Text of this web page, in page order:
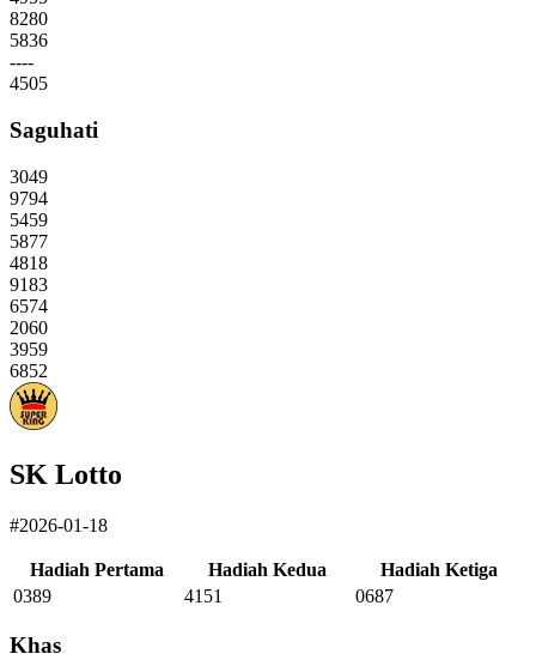
8280
5836
----
4505
Saguhati
3049
9794
5459
5877
4818
9183
6574
2060
3959
6852
SK Lotto
#2026-01-18
Hadiah Pertama Hadiah Kedua
Hadiah Ketiga
0389
4151 0687
Khas